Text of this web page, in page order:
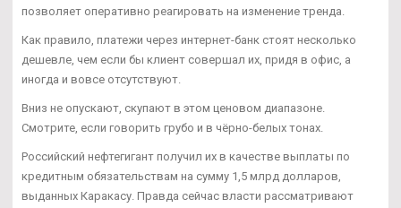
позволяет оперативно реагировать на изменение тренда.
Как правило, платежи через интернет-банк стоят несколько
дешевле, чем если бы клиент совершал их, придя в офис, а
иногда и вовсе отсутствуют.
Вниз не опускают, скупают в этом ценовом диапазоне.
Смотрите, если говорить грубо и в чёрно-белых тонах.
Российский нефтегигант получил их в качестве выплаты по
кредитным обязательствам на сумму 1,5 млрд долларов,
выданных Каракасу. Правда сейчас власти рассматривают